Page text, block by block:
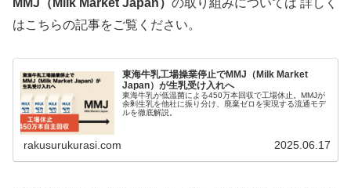
はこちらの記事をご覧ください。
東海牛乳工場操業停止でMMJ（Milk Market
Japan）が生乳受け入れへ
東海牛乳が低温菌による450万本回収で工場休止。MMJが
余剰生乳を他社に振り分け、廃棄ゼロを実現する流通モデ
ルを徹底解説。
rakusurukurasi.com 2025.06.17